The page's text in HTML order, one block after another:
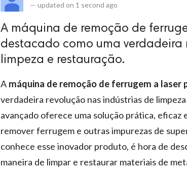
— updated on 1 second ago
A máquina de remoção de
destacado como uma verdadeira
limpeza e restauração.
A máquina de remoção de ferrugem a laser
verdadeira revolução nas indústrias de
avançado oferece uma solução prática,
remover ferrugem e outras impurezas de
conhece esse inovador produto, é hora de
maneira de limpar e restaurar materiais de